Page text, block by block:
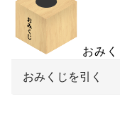
おみく
おみくじを引く